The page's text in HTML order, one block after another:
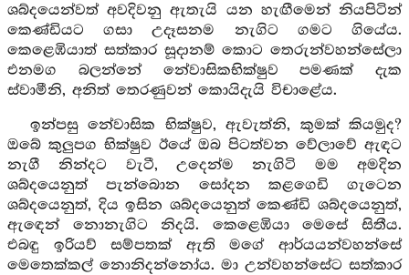
ශබ්දයෙන්වත් අවදිවනු ඇතැයි යන හැඟීමෙන් නියපිටින්
කෙණ්ඩියට ගසා උදෑසනම නැගිට ගමට ගියේය.
කෙළෙඹියාත් සත්කාර සූදානම් කොට තෙරුන්වහන්සේලා
එනමග බලන්නේ නේවාසිකභික්ෂුව පමණක් දැක
ස්වාමීනි, අනිත් තෙරණුවන් කොයිදැයි විචාළේය.
ඉන්පසු නේවාසික භික්ෂුව, ඇවැත්නි, කුමක් කියමුද?
ඔබේ කුලුපග භික්ෂුව ඊයේ ඔබ පිටත්වන වේලාවේ ඇඳට
නැගී නින්දට වැටී, උදෙන්ම නැගිටි මම අමදින
ශබ්දයෙනුත් පැන්බොන සෝදන කළගෙඩි ගැටෙන
ශබ්දයෙනුත්, දිය ඉසින ශබ්දයෙනුත් කෙණ්ඩි ශබ්දයෙනුත්,
ඇඳෙන් නොනැගිට නිදයි. කෙළෙඹියා මෙසේ සිතීය.
එබඳු ඉරියව් සම්පතක් ඇති මගේ ආර්යයන්වහන්සේ
මෙතෙක්කල් නොනිදන්නෝය. මා උන්වහන්සේට සත්කාර